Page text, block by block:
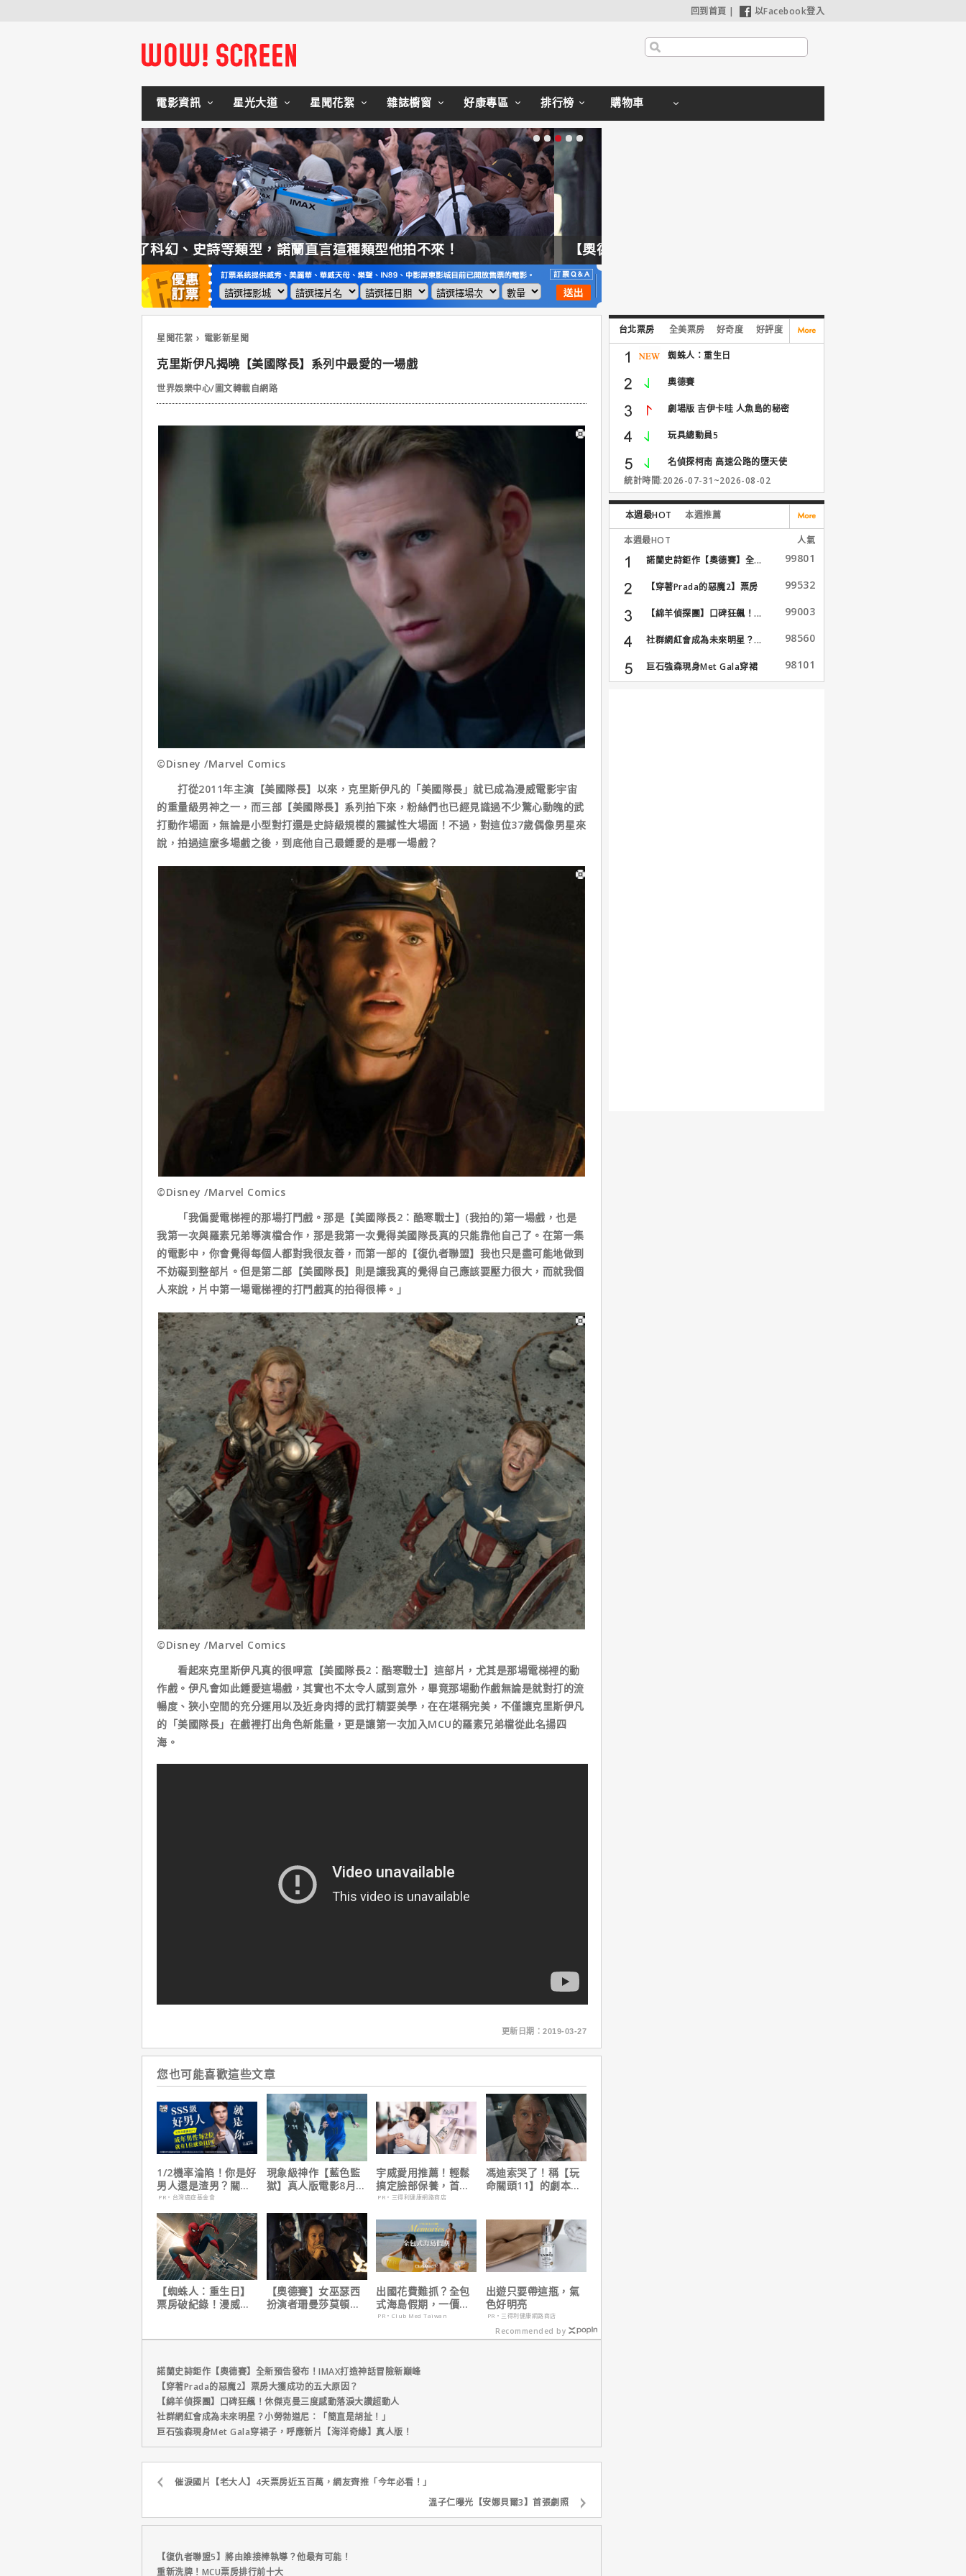
回到首頁 | 以Facebook登入
電影資訊 星光大道 星聞花絮 雜誌櫥窗 好康專區 排行榜 購物車
諾蘭直言這種類型他拍不來！
星聞花絮 電影新星聞
克里斯伊凡揭曉【美國隊長】系列中最愛的一場戲
世界娛樂中心/圖文轉載自網路
©Disney /Marvel Comics
打從2011年主演【美國隊長】以來，克里斯伊凡的「美國隊長」就已成為漫威電影宇宙
的重量級男神之一，而三部【美國隊長】系列拍下來，粉絲們也已經見識過不少驚心動魄的武
打動作場面，無論是小型對打還是史詩級規模的震撼性大場面！不過，對這位37歲偶像男星來
說，拍過這麼多場戲之後，到底他自己最鍾愛的是哪一場戲？
©Disney /Marvel Comics
「我偏愛電梯裡的那場打鬥戲。那是【美國隊長2：酷寒戰士】(我拍的)第一場戲，也是
我第一次與羅素兄弟導演檔合作，那是我第一次覺得美國隊長真的只能靠他自己了。在第一集
的電影中，你會覺得每個人都對我很友善，而第一部的【復仇者聯盟】我也只是盡可能地做到
不妨礙到整部片。但是第二部【美國隊長】則是讓我真的覺得自己應該要壓力很大，而就我個
人來說，片中第一場電梯裡的打鬥戲真的拍得很棒。」
©Disney /Marvel Comics
看起來克里斯伊凡真的很呷意【美國隊長2：酷寒戰士】這部片，尤其是那場電梯裡的動
作戲。伊凡會如此鍾愛這場戲，其實也不太令人感到意外，畢竟那場動作戲無論是就對打的流
暢度、狹小空間的充分運用以及近身肉搏的武打精要美學，在在堪稱完美，不僅讓克里斯伊凡
的「美國隊長」在戲裡打出角色新能量，更是讓第一次加入MCU的羅素兄弟檔從此名揚四
海。
更新日期：2019-03-27
您也可能喜歡這些文章
1/2機率淪陷！你是好
男人還是渣男？關鍵
在這
PR・台灣癌症基金會
現象級神作【藍色監
獄】真人版電影8月火
宇威愛用推薦！輕鬆
搞定臉部保養，首購
只要$390
PR・三得利健康網路商店
馮迪索哭了！稱【玩
命關頭11】的劇本是
【蜘蛛人：重生日】
票房破紀錄！漫威總
【奧德賽】女巫瑟西
扮演者珊曼莎莫頓曝
出國花費難抓？全包
式海島假期，一價搞
定食宿玩樂，省錢更
PR・Club Med Taiwan
出遊只要帶這瓶，氣
色好明亮
PR・三得利健康網路商店
Recommended by
諾蘭史詩鉅作【奧德賽】全新預告發布！IMAX打造神話冒險新巔峰
【穿著Prada的惡魔2】票房大獲成功的五大原因？
【綿羊偵探團】口碑狂飆！休傑克曼三度感動落淚大讚超動人
社群網紅會成為未來明星？小勞勃道尼：「簡直是胡扯！」
巨石強森現身Met Gala穿裙子，呼應新片【海洋奇緣】真人版！
催淚國片【老大人】4天票房近五百萬，網友齊推「今年必看！」
溫子仁曝光【安娜貝爾3】首張劇照
【復仇者聯盟5】將由誰接棒執導？他最有可能！
重新洗牌！MCU票房排行前十大
台北票房 全美票房 好奇度 好評度
蜘蛛人：重生日
奧德賽
劇場版 吉伊卡哇 人魚島的秘密
玩具總動員5
名偵探柯南 高速公路的墮天使
統計時間:2026-07-31~2026-08-02
本週最HOT 本週推薦
本週最HOT
人氣
諾蘭史詩鉅作【奧德賽】全...
99801
【穿著Prada的惡魔2】票房
99532
【綿羊偵探團】口碑狂飆！... 99003
社群網紅會成為未來明星？... 98560
巨石強森現身Met Gala穿裙
子...
98101